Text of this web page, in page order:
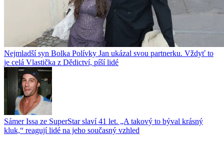
Nejmladší syn Bolka Polívky Jan ukázal svou partnerku. Vždyť to
je celá Vlastička z Dědictví, píší lidé
Sámer Issa ze SuperStar slaví 41 let. „A takový to býval krásný
kluk,“ reagují lidé na jeho současný vzhled